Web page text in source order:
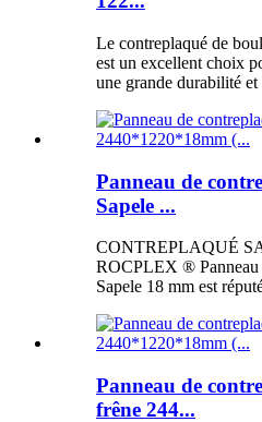
Le contreplaqué de
est un excellent choix
une grande durabilité et
Panneau de
Sapele ...
CONTREPLAQUÉ
ROCPLEX ® Panneau
Sapele 18 mm est
Panneau de
frêne 244...